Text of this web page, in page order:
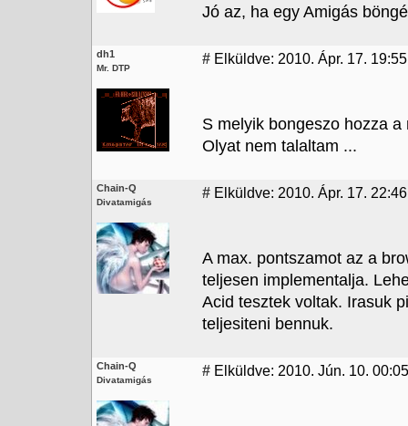
Jó az, ha egy Amigás
dh1
Mr. DTP
# Elküldve: 2010. Ápr. 17. 19:55
S melyik bongeszo hozza
Olyat nem talaltam ...
Chain-Q
Divatamigás
# Elküldve: 2010. Ápr. 17.
A max. pontszamot az a
teljesen implementalja.
Acid tesztek voltak. Irasuk
teljesiteni bennuk.
Chain-Q
Divatamigás
# Elküldve: 2010. Jún. 10.